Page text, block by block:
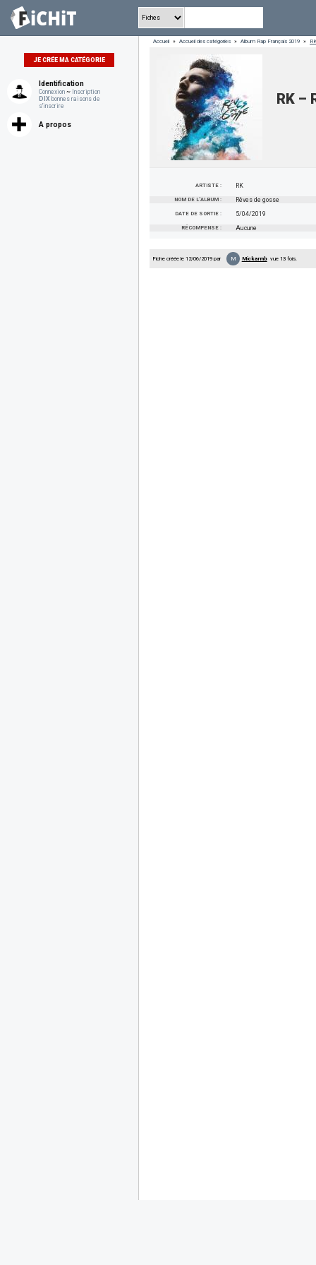
JE CRÉE MA CATÉGORIE
Identification
Connexion ~ Inscription
DIX bonnes raisons de
s'inscrire
A propos
Accueil » Accueil des catégories » Album Rap Français 2019 »
RK –
ARTISTE : RK
NOM DE L'ALBUM : Rêves de gosse
DATE DE SORTIE : 5/04/2019
RÉCOMPENSE : Aucune
Fiche créée le 12/06/2019 par M Mickarmbvue 13 fois.